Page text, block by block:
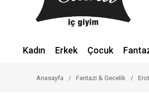
Kadın Erkek Çocuk
Anasayfa Fantazi & Gecelik